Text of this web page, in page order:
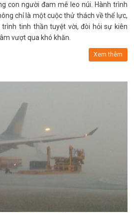
con người đam mê leo núi. Hành trình
chỉ là một cuộc thử thách về thể lực,
tinh thần tuyệt vời, đòi hỏi sự kiên
vượt qua khó khăn.
Xem thêm